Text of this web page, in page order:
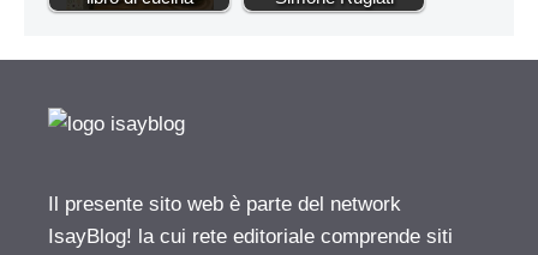
Il presente sito web è parte del network
IsayBlog! la cui rete editoriale comprende siti